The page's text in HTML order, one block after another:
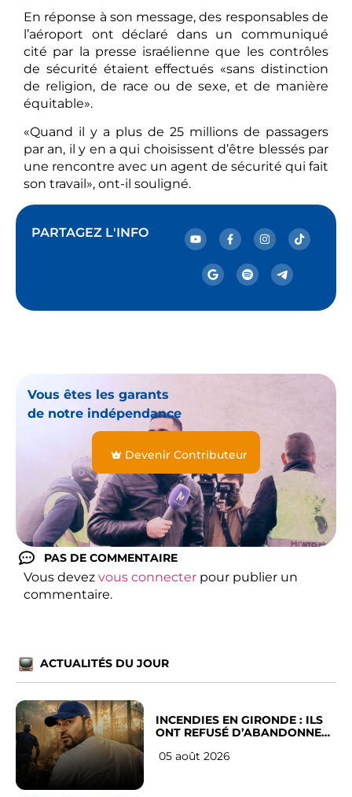
En réponse à son message, des responsables de
l’aéroport ont déclaré dans un communiqué
cité par la presse israélienne que les contrôles
de sécurité étaient effectués «sans distinction
de religion, de race ou de sexe, et de manière
équitable».
«Quand il y a plus de 25 millions de passagers
par an, il y en a qui choisissent d’être blessés par
une rencontre avec un agent de sécurité qui fait
son travail», ont-il souligné.
PARTAGEZ L'INFO
Vous êtes les garants
de notre indépendance
Devenir Contributeur
PAS DE COMMENTAIRE
Vous devez vous connecter pour publier un
commentaire.
ACTUALITÉS DU JOUR
INCENDIES EN GIRONDE : ILS
ONT REFUSÉ D’ABANDONNER
05 août 2026